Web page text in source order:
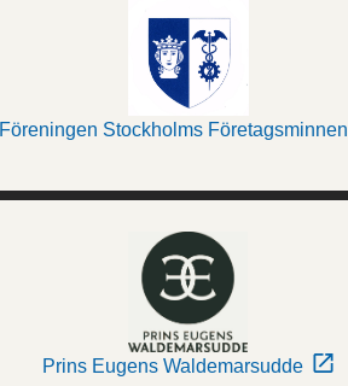
Föreningen Stockholms Företagsminnen
Prins Eugens Waldemarsudde